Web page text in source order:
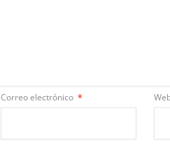
Correo electrónico *